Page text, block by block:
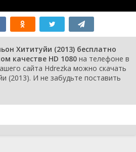
Хититуйи (2013) бесплатно
качестве HD 1080 на телефоне в
сайта Hdrezka можно скачать
(2013). И не забудьте поставить